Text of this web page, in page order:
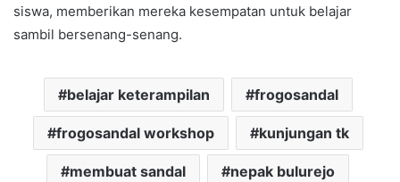
siswa, memberikan mereka kesempatan untuk belajar
sambil bersenang-senang.
belajar keterampilan frogosandal
frogosandal workshop kunjungan tk
membuat sandal nepak bulurejo